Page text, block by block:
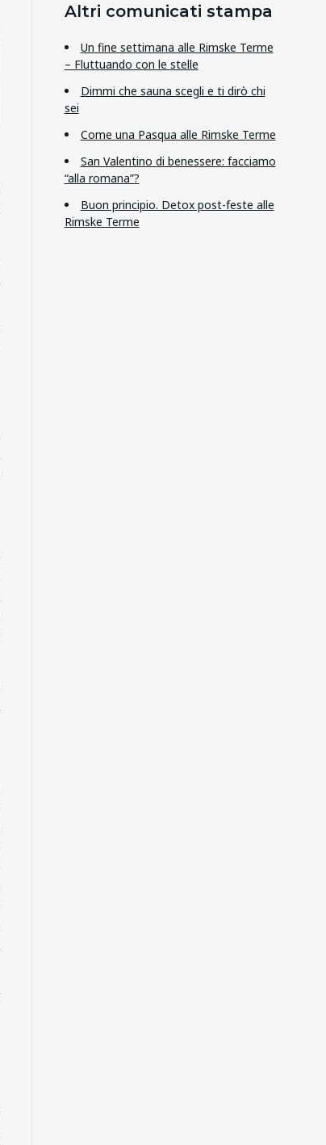
Altri comunicati stampa
Un fine settimana alle Rimske Terme
– Fluttuando con le stelle
Dimmi che sauna scegli e ti dirò chi
sei
Come una Pasqua alle Rimske Terme
San Valentino di benessere: facciamo
“alla romana”?
Buon principio. Detox post-feste alle
Rimske Terme